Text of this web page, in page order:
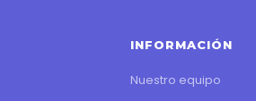
INFORMACIÓN
Nuestro equipo